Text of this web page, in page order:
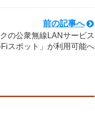
前の記事へ
の公衆無線LANサービス
Fiスポット」が利用可能へ